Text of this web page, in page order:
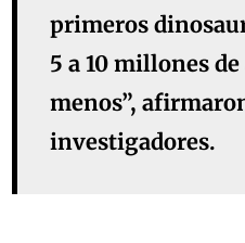
primeros
5 a 10 millones de
menos”,
investigadores.